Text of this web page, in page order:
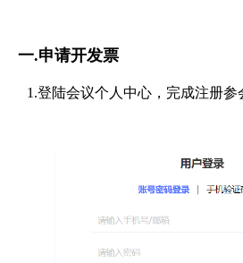
一.申请开发票
1.登陆会议个人中心，完成注册参